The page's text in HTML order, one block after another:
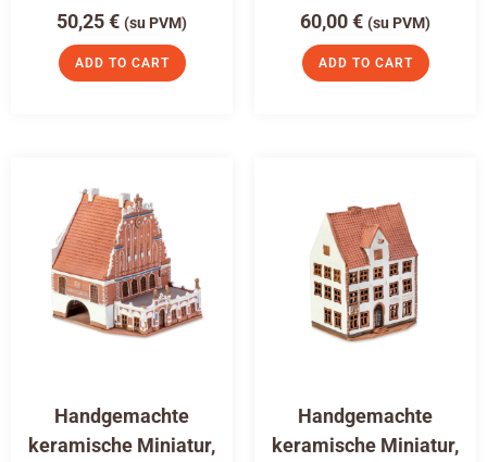
50,25€ (su PVM)
ADD TO CART
60,00€ (su PVM)
ADD TO CART
Handgemachte
keramische Miniatur,
Handgemachte
keramische Miniatur,